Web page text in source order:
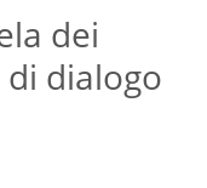
dei
dialogo